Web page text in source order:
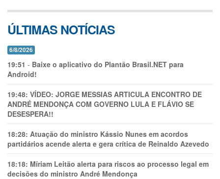
ÚLTIMAS NOTÍCIAS
6/8/2026
19:51 - Baixe o aplicativo do Plantão Brasil.NET para
Android!
19:48: VÍDEO: JORGE MESSIAS ARTICULA ENCONTRO DE
ANDRÉ MENDONÇA COM GOVERNO LULA E FLÁVIO SE
DESESPERA!!
18:28: Atuação do ministro Kássio Nunes em acordos
partidários acende alerta e gera crítica de Reinaldo Azevedo
18:18: Míriam Leitão alerta para riscos ao processo legal em
decisões do ministro André Mendonça